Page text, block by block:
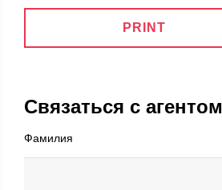
PRINT
Связаться с агентом
Фамилия